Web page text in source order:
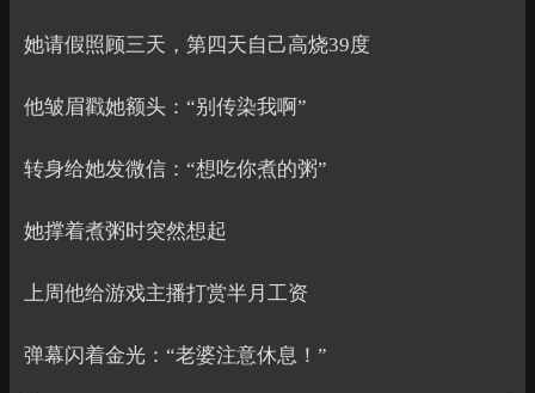
她请假照顾三天，第四天自己高烧39度
他皱眉戳她额头：“别传染我啊”
转身给她发微信：“想吃你煮的粥”
她撑着煮粥时突然想起
上周他给游戏主播打赏半月工资
弹幕闪着金光：“老婆注意休息！”